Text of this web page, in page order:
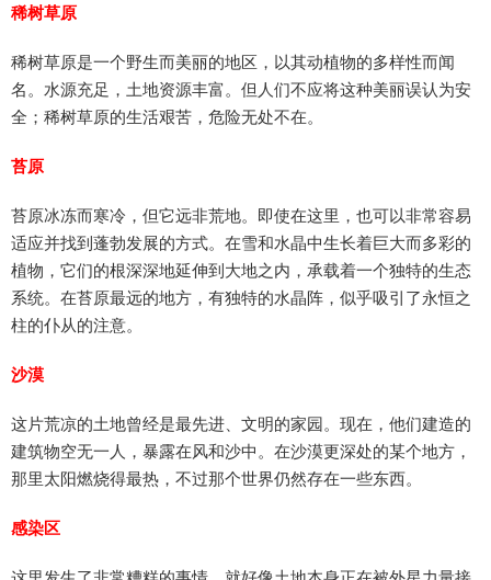
稀树草原
稀树草原是一个野生而美丽的地区，以其动植物的多样性而闻
名。水源充足，土地资源丰富。但人们不应将这种美丽误认为安
全；稀树草原的生活艰苦，危险无处不在。
苔原
苔原冰冻而寒冷，但它远非荒地。即使在这里，也可以非常容易
适应并找到蓬勃发展的方式。在雪和水晶中生长着巨大而多彩的
植物，它们的根深深地延伸到大地之内，承载着一个独特的生态
系统。在苔原最远的地方，有独特的水晶阵，似乎吸引了永恒之
柱的仆从的注意。
沙漠
这片荒凉的土地曾经是最先进、文明的家园。现在，他们建造的
建筑物空无一人，暴露在风和沙中。在沙漠更深处的某个地方，
那里太阳燃烧得最热，不过那个世界仍然存在一些东西。
感染区